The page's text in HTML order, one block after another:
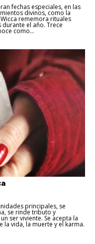
fechas especiales, en las
divinos, como la
rememora rituales
el año. Trece
como...
principales, se
se rinde tributo y
ser viviente. Se acepta la
vida, la muerte y el karma.